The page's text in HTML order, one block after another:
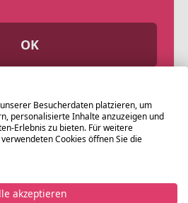
OK
Besucherdaten platzieren, um
personalisierte Inhalte anzuzeigen und
Erlebnis zu bieten. Für weitere
Cookies öffnen Sie die
akzeptieren